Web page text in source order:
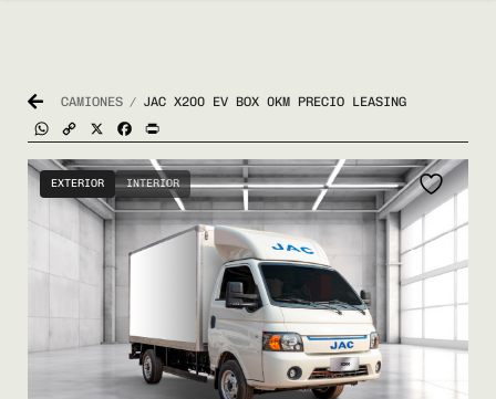
CAMIONES / JAC X200 EV BOX 0KM PRECIO LEASING
WhatsApp
Copy
Link
Facebook
EXTERIOR INTERIOR